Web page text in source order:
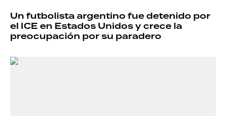
Un futbolista argentino fue detenido por
el ICE en Estados Unidos y crece la
preocupación por su paradero